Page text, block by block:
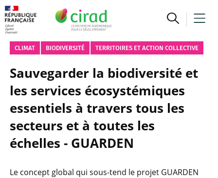
CLIMAT BIODIVERSITÉ TERRITOIRES ET ACTION COLLECTIVE
Sauvegarder la biodiversité et
les services écosystémiques
essentiels à travers tous les
secteurs et à toutes les
échelles - GUARDEN
Le concept global qui sous-tend le projet GUARDEN